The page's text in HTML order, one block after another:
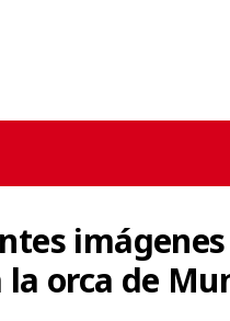
la orca de